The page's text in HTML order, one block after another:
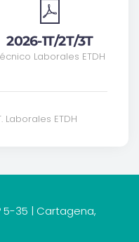
2026-1T/2T/3T
Laborales ETDH
Laborales ETDH
5-35 | Cartagena,